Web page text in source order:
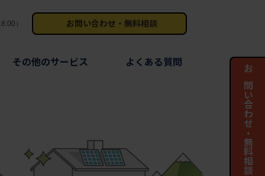
） お問い合わせ・無料相談
その他のサービス よくある質問
お問い合わせ・無料相談